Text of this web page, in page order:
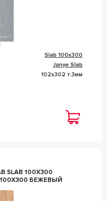
Slab 100x300
Janye Slab
102x302 т.3мм
SLAB 100X300
WOOD YELLOW 3 MM MATT 100X300 БЕЖЕВЫЙ